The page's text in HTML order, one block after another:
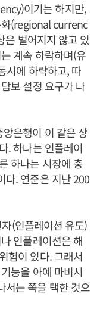
이기는 하지만,
(regional currenc
은 벌어지지 않고 있
계속 하락하며(유
시에 하락하고, 따
보 설정 요구가 나
은행이 이 같은 상
. 하나는 인플레이
하나는 시장에 충
다. 연준은 지난 200
(인플레이션 유도)
인플레이션은 해
험이 있다. 그래서
능을 아예 마비시
서는 쪽을 택한 것으